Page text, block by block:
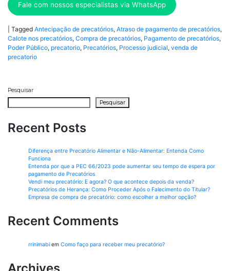
Fale com nossos especialistas via WhatsApp
Tagged Antecipação de precatórios, Atraso de pagamento de precatórios,
Calote nos precatórios, Compra de precatórios, Pagamento de precatórios,
Poder Público, precatorio, Precatórios, Processo judicial, venda de
precatorio
Pesquisar
Pesquisar
Recent Posts
Diferença entre Precatório Alimentar e Não-Alimentar: Entenda Como
Funciona
Entenda por que a PEC 66/2023 pode aumentar seu tempo de espera por
pagamento de Precatórios
Vendi meu precatório: E agora? O que acontece depois da venda?
Precatórios de Herança: Como Proceder Após o Falecimento do Titular?
Empresa de compra de precatório: como escolher a melhor opção?
Recent Comments
rrinimabi em Como faço para receber meu precatório?
Archives